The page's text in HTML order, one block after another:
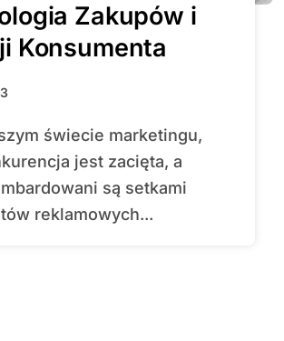
Zakupów i
Konsumenta
jest zacięta, a
są setkami
reklamowych...